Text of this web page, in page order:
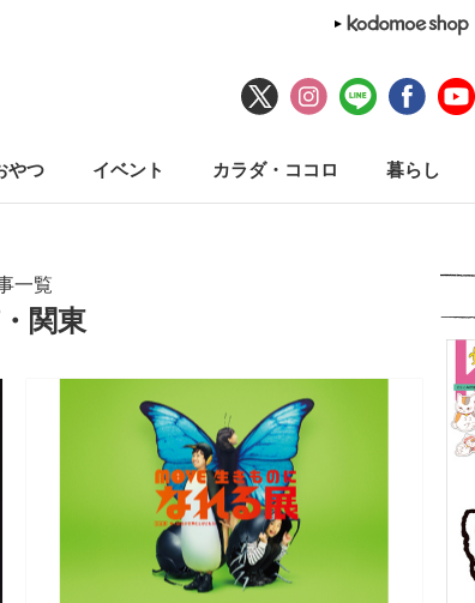
やつ イベント カラダ・ココロ 暮らし
一覧
関東